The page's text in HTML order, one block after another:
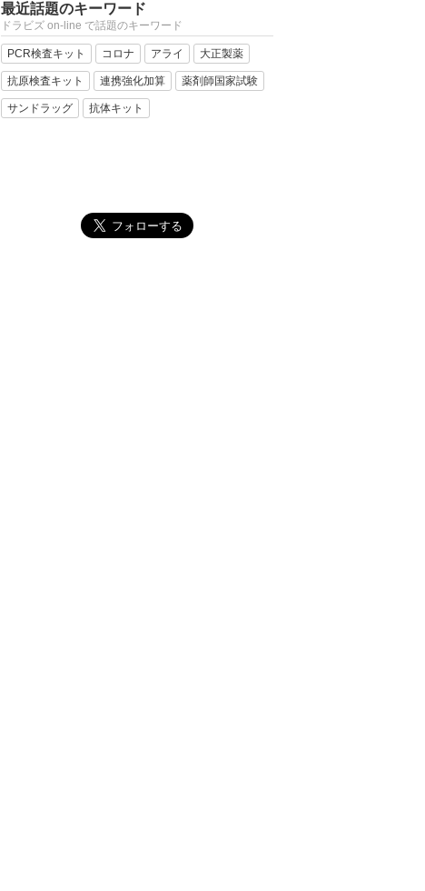
最近話題のキーワード
ドラビズ on-line で話題のキーワード
PCR検査キット コロナ アライ 大正製薬
抗原検査キット 連携強化加算 薬剤師国家試験
サンドラッグ 抗体キット